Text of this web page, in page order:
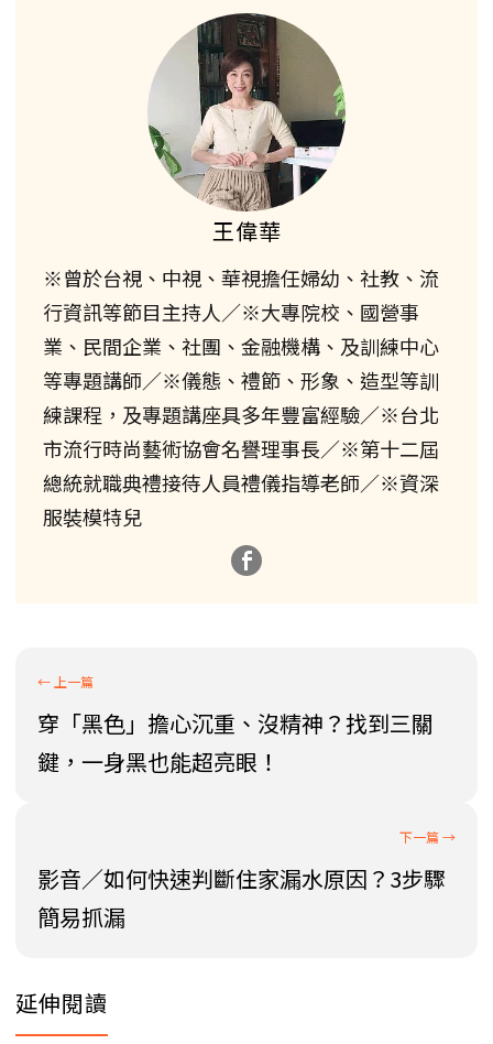
王偉華
※曾於台視、中視、華視擔任婦幼、社教、流
行資訊等節目主持人／※大專院校、國營事
業、民間企業、社團、金融機構、及訓練中心
等專題講師／※儀態、禮節、形象、造型等訓
練課程，及專題講座具多年豐富經驗／※台北
市流行時尚藝術協會名譽理事長／※第十二屆
總統就職典禮接待人員禮儀指導老師／※資深
服裝模特兒
穿「黑色」擔心沉重、沒精神？找到三關
鍵，一身黑也能超亮眼！
影音／如何快速判斷住家漏水原因？3步驟
簡易抓漏
延伸閱讀